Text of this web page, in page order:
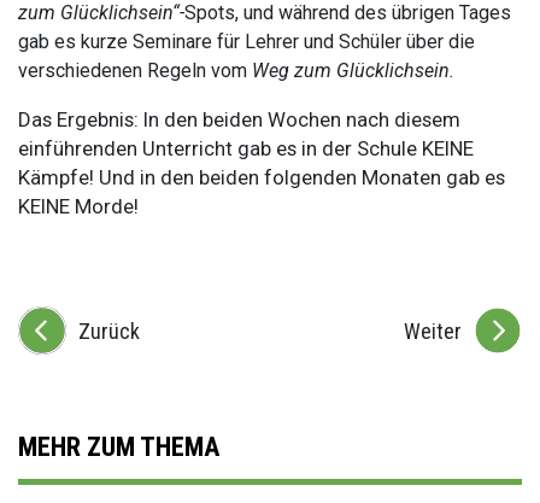
zum Glücklichsein“-Spots, und während des übrigen Tages
gab es kurze Seminare für Lehrer und Schüler über die
verschiedenen Regeln vom Weg zum Glücklichsein.
Das Ergebnis: In den beiden Wochen nach diesem
einführenden Unterricht gab es in der Schule KEINE
Kämpfe! Und in den beiden folgenden Monaten gab es
KEINE Morde!
Zurück Weiter
MEHR ZUM THEMA